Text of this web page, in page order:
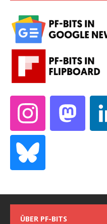
ÜBER PF-BITS